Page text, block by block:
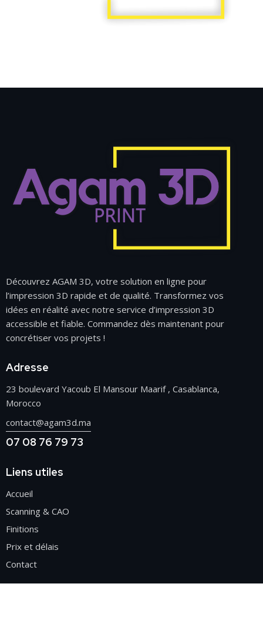
Découvrez AGAM 3D, votre solution en ligne pour
l’impression 3D rapide et de qualité. Transformez vos
idées en réalité avec notre service d’impression 3D
accessible et fiable. Commandez dès maintenant pour
concrétiser vos projets !
Adresse
23 boulevard Yacoub El Mansour Maarif , Casablanca,
Morocco
contact@agam3d.ma
07 08 76 79 73
Liens utiles
Accueil
Scanning & CAO
Finitions
Prix et délais
Contact